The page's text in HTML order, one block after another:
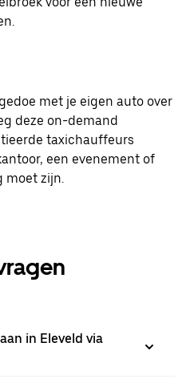
met je eigen auto over
deze on-demand
taxichauffeurs
een evenement of
moet zijn.
in Eleveld via